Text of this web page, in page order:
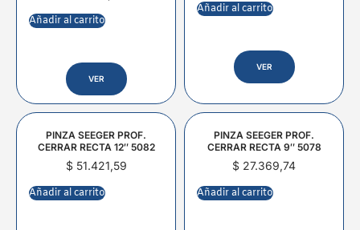
Añadir al carrito
VER
Añadir al carrito
VER
PINZA SEEGER PROF.
CERRAR RECTA 12″ 5082
$51.421,59
Añadir al carrito
PINZA SEEGER PROF.
CERRAR RECTA 9″ 5078
$ 27.369,74
Añadir al carrito